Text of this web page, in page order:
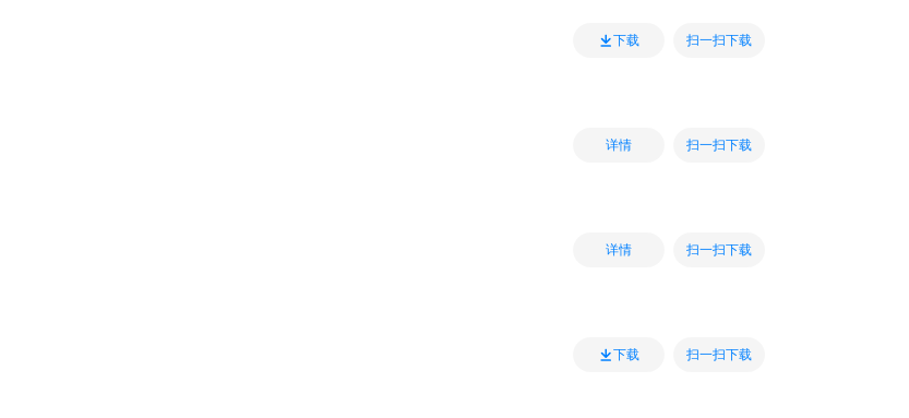
下载 扫一扫下载
详情 扫一扫下载
详情 扫一扫下载
下载 扫一扫下载